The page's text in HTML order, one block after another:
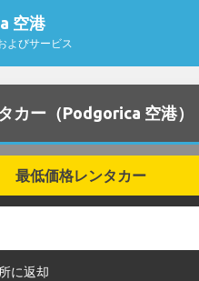
空港
よびサービス
カー（Podgorica 空港）
最低価格レンタカー
に返却